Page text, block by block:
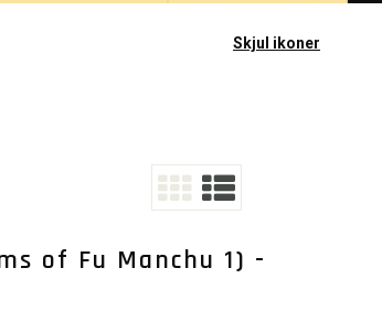
Skjul ikoner
of Fu Manchu 1) -